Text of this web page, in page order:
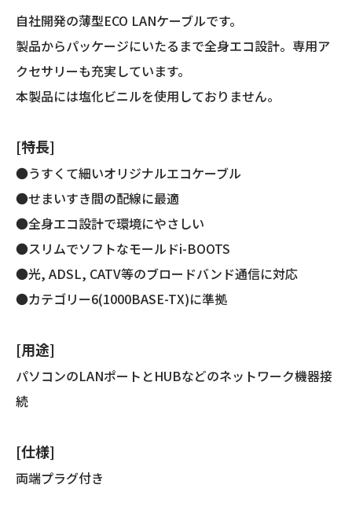
拠/
両
端
プ
ラ
グ
き)
個
自社開発の薄型ECO LANケーブルです。
製品からパッケージにいたるまで全身エコ設計。専用ア
クセサリーも充実しています。
本製品には塩化ビニルを使用しておりません。
[特長]
●うすくて細いオリジナルエコケーブル
●せまいすき間の配線に最適
●全身エコ設計で環境にやさしい
●スリムでソフトなモールドi-BOOTS
●光, ADSL, CATV等のブロードバンド通信に対応
●カテゴリー6(1000BASE-TX)に準拠
[用途]
パソコンのLANポートとHUBなどのネットワーク機器接
続
[仕様]
両端プラグ付き